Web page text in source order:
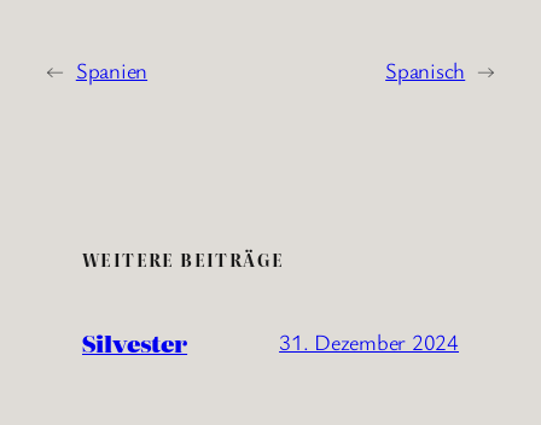
← Spanien Spanisch →
WEITERE BEITRÄGE
Silvester 31. Dezember 2024